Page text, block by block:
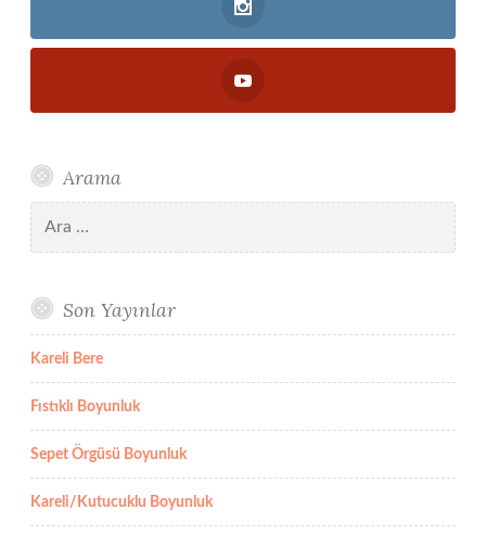
Arama
Son Yayınlar
Kareli Bere
Fıstıklı Boyunluk
Sepet Örgüsü Boyunluk
Kareli/Kutucuklu Boyunluk